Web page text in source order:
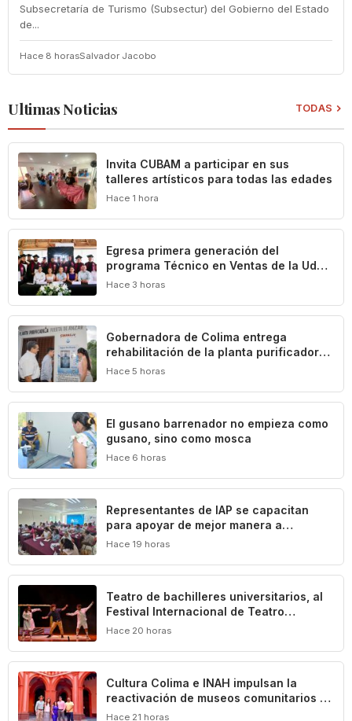
Subsecretaría de Turismo (Subsectur) del Gobierno del Estado
de...
Hace 8 horasSalvador Jacobo
Ultimas Noticias TODAS
Invita CUBAM a participar en sus
talleres artísticos para todas las edades
Hace 1 hora
Egresa primera generación del
programa Técnico en Ventas de la UdeC
y CIMA Group
Hace 3 horas
Gobernadora de Colima entrega
rehabilitación de la planta purificadora
de agua en Puerta de Ánzar
Hace 5 horas
El gusano barrenador no empieza como
gusano, sino como mosca
Hace 6 horas
Representantes de IAP se capacitan
para apoyar de mejor manera a
población vulnerable del estado de
Hace 19 horas
Teatro de bachilleres universitarios, al
Festival Internacional de Teatro
Universitario de la UNAM
Hace 20 horas
Cultura Colima e INAH impulsan la
reactivación de museos comunitarios en
el estado
Hace 21 horas